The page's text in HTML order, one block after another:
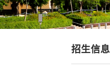
招生信息